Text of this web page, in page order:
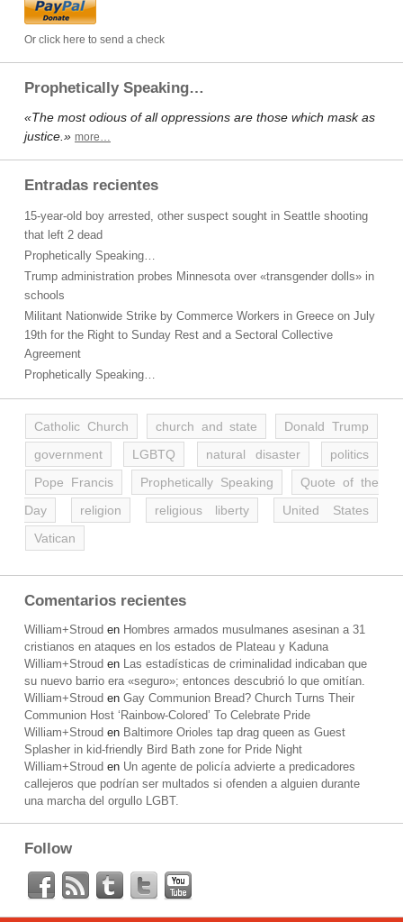
Or click here to send a check
Prophetically Speaking…
«The most odious of all oppressions are those which mask as
justice.» more…
Entradas recientes
15-year-old boy arrested, other suspect sought in Seattle shooting
that left 2 dead
Prophetically Speaking…
Trump administration probes Minnesota over «transgender dolls» in
schools
Militant Nationwide Strike by Commerce Workers in Greece on July
19th for the Right to Sunday Rest and a Sectoral Collective
Agreement
Prophetically Speaking…
Catholic Church church and state
Donald Trump
government
LGBTQ natural disaster
politics
Pope Francis
Prophetically Speaking
Quote of the
Day
religion religious liberty
United States
Vatican
Comentarios recientes
William+Stroud en Hombres armados musulmanes asesinan a 31
cristianos en ataques en los estados de Plateau y Kaduna
William+Stroud en Las estadísticas de criminalidad indicaban que
su nuevo barrio era «seguro»; entonces descubrió lo que omitían.
William+Stroud en Gay Communion Bread? Church Turns Their
Communion Host ‘Rainbow-Colored’ To Celebrate Pride
William+Stroud en Baltimore Orioles tap drag queen as Guest
Splasher in kid-friendly Bird Bath zone for Pride Night
William+Stroud en Un agente de policía advierte a predicadores
callejeros que podrían ser multados si ofenden a alguien durante
una marcha del orgullo LGBT.
Follow